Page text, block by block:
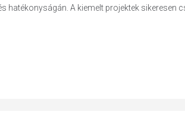
hatékonyságán. A kiemelt projektek sikeresen